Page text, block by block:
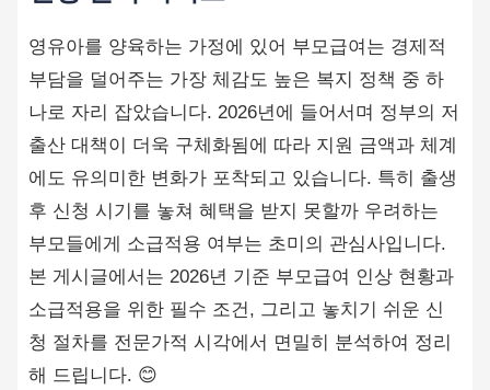
영유아를 양육하는 가정에 있어 부모급여는 경제적
부담을 덜어주는 가장 체감도 높은 복지 정책 중 하
나로 자리 잡았습니다. 2026년에 들어서며 정부의 저
출산 대책이 더욱 구체화됨에 따라 지원 금액과 체계
에도 유의미한 변화가 포착되고 있습니다. 특히 출생
후 신청 시기를 놓쳐 혜택을 받지 못할까 우려하는
부모들에게 소급적용 여부는 초미의 관심사입니다.
본 게시글에서는 2026년 기준 부모급여 인상 현황과
소급적용을 위한 필수 조건, 그리고 놓치기 쉬운 신
청 절차를 전문가적 시각에서 면밀히 분석하여 정리
해 드립니다. 😊